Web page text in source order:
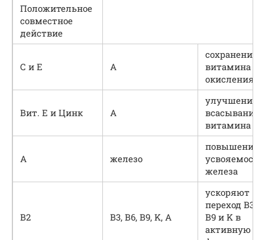
Положительное
совместное
действие
С и E А
сохранение
витамина А
окисления
Вит. E и Цинк А
улучшение
всасывания
витамина А
А железо
повышение
усвояемости
железа
В2 В3, В6, В9, K, А
ускоряют
переход В3,
В9 и K в
активную